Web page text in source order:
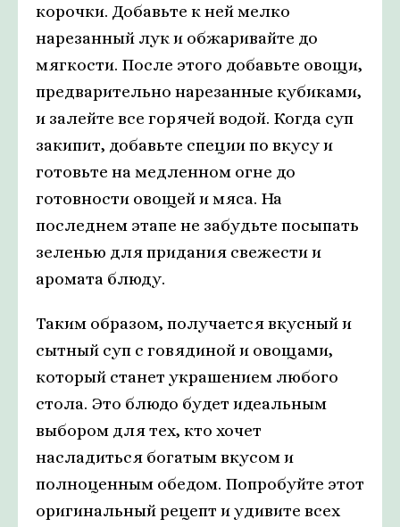
корочки. Добавьте к ней мелко
нарезанный лук и обжаривайте до
мягкости. После этого добавьте овощи,
предварительно нарезанные кубиками,
и залейте все горячей водой. Когда суп
закипит, добавьте специи по вкусу и
готовьте на медленном огне до
готовности овощей и мяса. На
последнем этапе не забудьте посыпать
зеленью для придания свежести и
аромата блюду.
Таким образом, получается вкусный и
сытный суп с говядиной и овощами,
который станет украшением любого
стола. Это блюдо будет идеальным
выбором для тех, кто хочет
насладиться богатым вкусом и
полноценным обедом. Попробуйте этот
оригинальный рецепт и удивите всех